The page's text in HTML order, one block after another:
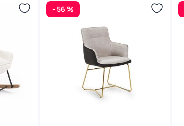
- 56 %